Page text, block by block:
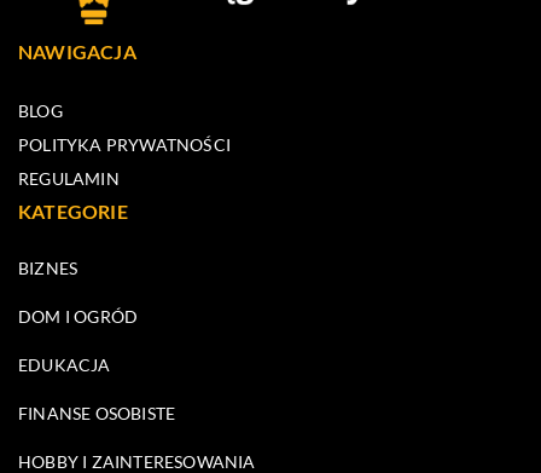
NAWIGACJA
BLOG
POLITYKA PRYWATNOŚCI
REGULAMIN
KATEGORIE
BIZNES
DOM I OGRÓD
EDUKACJA
FINANSE OSOBISTE
HOBBY I ZAINTERESOWANIA